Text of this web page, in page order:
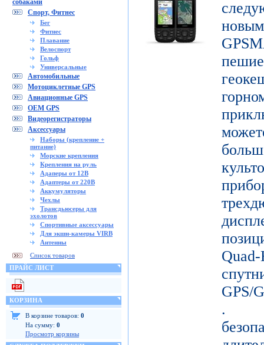
собаками
Спорт, Фитнес
Бег
Фитнес
Плавание
Велоспорт
Гольф
Универсальные
Автомобильные
Мотоциклетные GPS
Авиационные GPS
OEM GPS
Видеорегистраторы
Аксессуары
Наборы (крепление +
питание)
Морские крепления
Крепления на руль
Адаперы от 12В
Адаптеры от 220В
Аккумуляторы
Чехлы
Трансдьюсеры для
эхолотов
Спортивные аксессуары
Для экшн-камеры VIRB
Антенны
Список товаров
ПРАЙС ЛИСТ
КОРЗИНА
В корзине товаров: 0
На сумму: 0
Просмотр корзины
GPS/
.